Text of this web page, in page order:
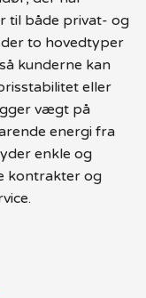
til både privat- og
to hovedtyper
kunderne kan
eller
vægt på
energi fra
enkle og
kontrakter og